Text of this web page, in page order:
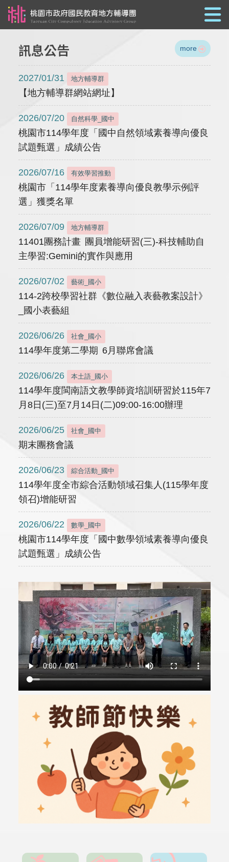
訊息公告 more
2027/01/31 地方輔導群
【地方輔導群網站網址】
2026/07/20 自然科學_國中
桃園市114學年度「國中自然領域素養導向優良
試題甄選」成績公告
2026/07/16 有效學習推動
桃園市「114學年度素養導向優良教學示例評
選」獲獎名單
2026/07/09 地方輔導群
11401團務計畫 團員增能研習(三)-科技輔助自
主學習:Gemini的實作與應用
2026/07/02 藝術_國小
114-2跨校學習社群《數位融入表藝教案設計》
_國小表藝組
2026/06/26 社會_國小
114學年度第二學期 6月聯席會議
2026/06/26 本土語_國小
114學年度閩南語文教學師資培訓研習於115年7
月8日(三)至7月14日(二)09:00-16:00辦理
2026/06/25 社會_國中
期末團務會議
2026/06/23 綜合活動_國中
114學年度全市綜合活動領域召集人(115學年度
領召)增能研習
2026/06/22 數學_國中
桃園市114學年度「國中數學領域素養導向優良
試題甄選」成績公告